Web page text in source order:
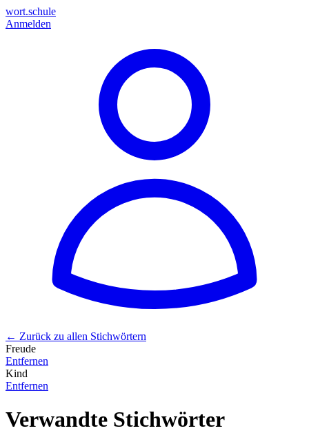
wort.schule
Anmelden
← Zurück zu allen Stichwörtern
Freude
Entfernen
Kind
Entfernen
Verwandte Stichwörter